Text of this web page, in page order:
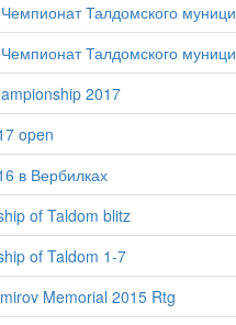
Талдомского
Талдомского
2017
open
в Вербилках
of Taldom blitz
of Taldom 1-7
Memorial 2015 Rtg